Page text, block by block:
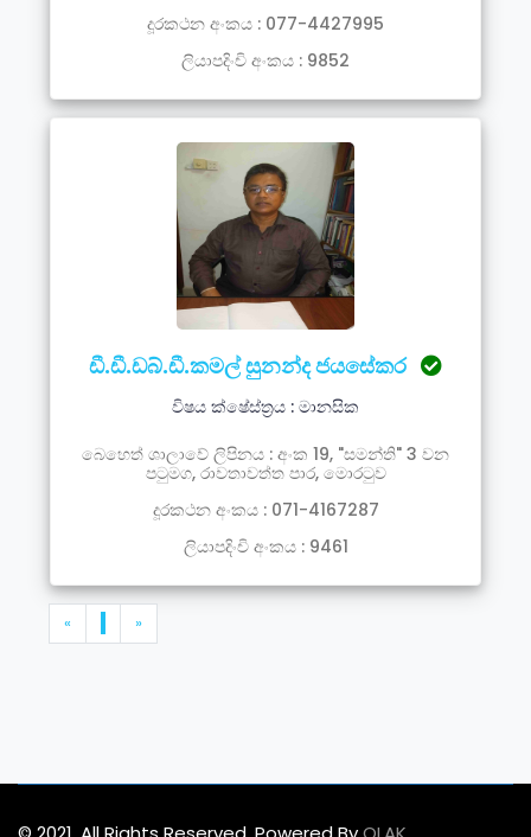
දූරකථන අංකය : 077-4427995
ලියාපදිංචි අංකය : 9852
ඩී.ඩී.ඩබ්.ඩී.කමල් සුනන්ද ජයසේකර
විෂය ක්ෂේස්ත්‍රය : මානසික
බෙහෙත් ශාලාවේ ලිපිනය : අංක 19, "සමන්ති" 3 වන
පටුමග, රාවතාවත්ත පාර, මොරටුව
දූරකථන අංකය : 071-4167287
ලියාපදිංචි අංකය : 9461
« »